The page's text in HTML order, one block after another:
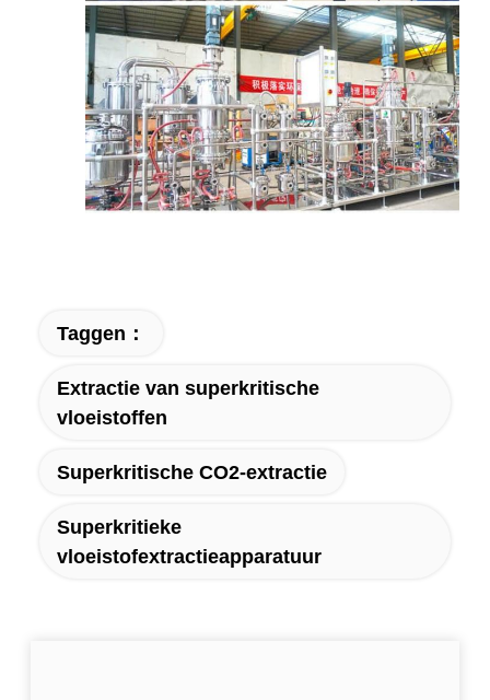
Taggen：
Extractie van superkritische
vloeistoffen
Superkritische CO2-extractie
Superkritieke
vloeistofextractieapparatuur